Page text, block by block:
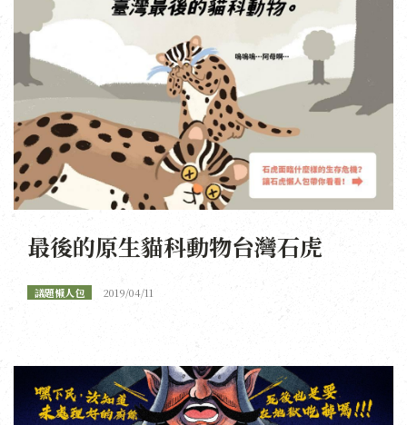
最後的原生貓科動物台灣石虎
議題懶人包 2019/04/11